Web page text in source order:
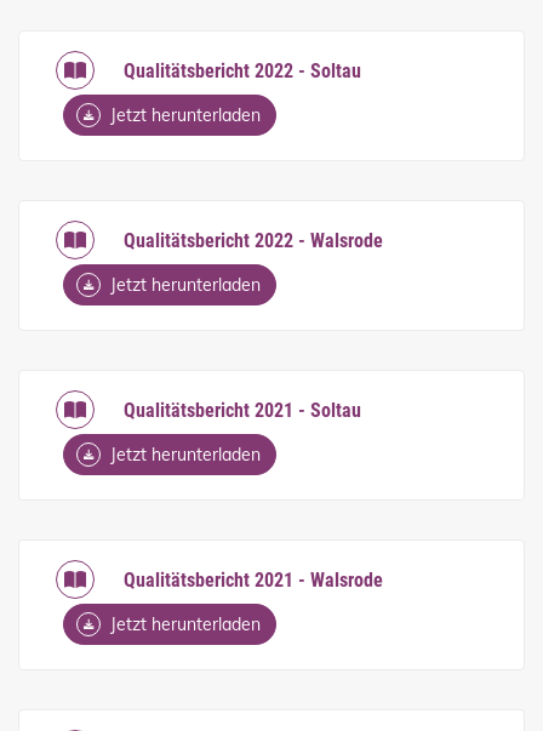
Qualitätsbericht 2022 - Soltau
Jetzt herunterladen
Qualitätsbericht 2022 - Walsrode
Jetzt herunterladen
Qualitätsbericht 2021 - Soltau
Jetzt herunterladen
Qualitätsbericht 2021 - Walsrode
Jetzt herunterladen